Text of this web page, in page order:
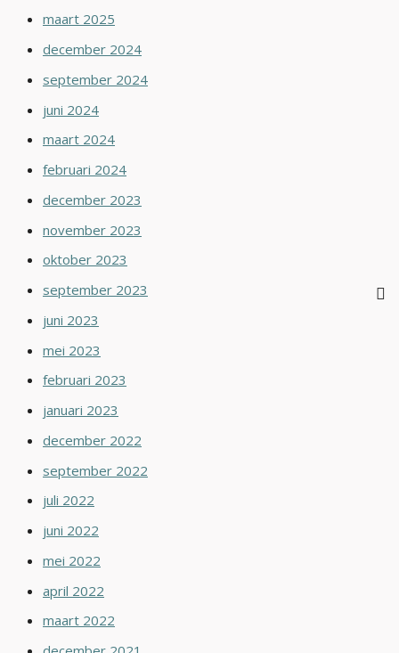
maart 2025
december 2024
september 2024
juni 2024
maart 2024
februari 2024
december 2023
november 2023
oktober 2023
september 2023
juni 2023
mei 2023
februari 2023
januari 2023
december 2022
september 2022
juli 2022
juni 2022
mei 2022
april 2022
maart 2022